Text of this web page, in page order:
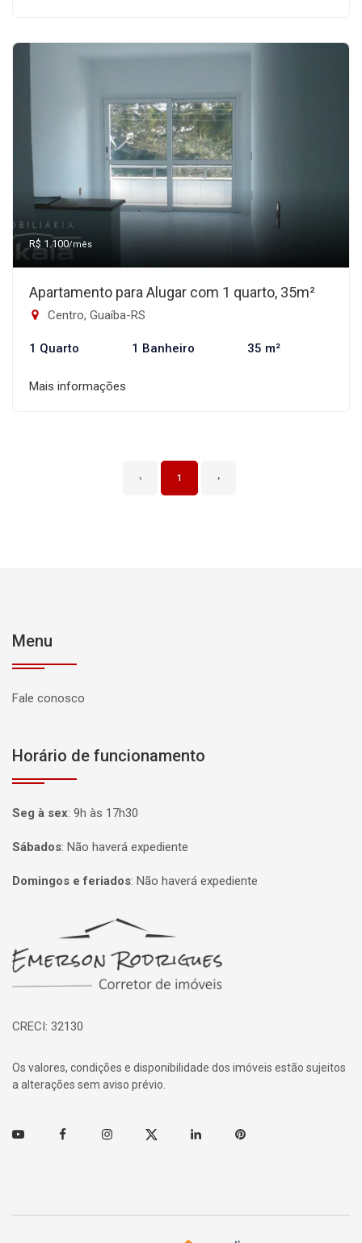
R$ 1.100/mês
Apartamento para Alugar com 1 quarto, 35m²
Centro, Guaíba-RS
1 Quarto 1 Banheiro 35 m²
Mais informações
‹ 1 ›
Menu
Fale conosco
Horário de funcionamento
Seg à sex: 9h às 17h30
Sábados: Não haverá expediente
Domingos e feriados: Não haverá expediente
Página inicial
CRECI: 32130
Os valores, condições e disponibilidade dos imóveis estão sujeitos
a alterações sem aviso prévio.
Youtube FacebookInstagramTwitter Linkedin Pinterest